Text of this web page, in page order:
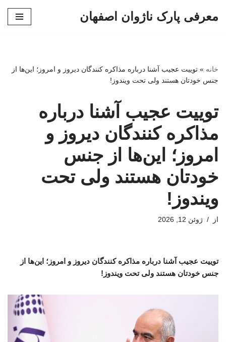
معرفی پارک ناژوان اصفهان
خانه » توییت عجیب آشنا درباره مذاکره کنندگان دیروز و امروز؛ این‌ها از
جنس خودتان هستند ولی تحت ویندوز!
توییت عجیب آشنا درباره
مذاکره کنندگان دیروز و
امروز؛ این‌ها از جنس
خودتان هستند ولی تحت
ویندوز!
از ژوئن 12, 2026
توییت عجیب آشنا درباره مذاکره کنندگان دیروز و امروز؛ این‌ها از
جنس خودتان هستند ولی تحت ویندوز!